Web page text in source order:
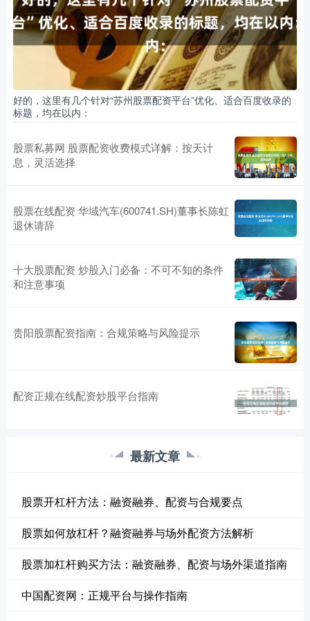
好的，这里有几个针对“苏州股票配资平台”优化、适合百度收录的
标题，均在以内：
股票私募网 股票配资收费模式详解：按天计
息，灵活选择
股票在线配资 华域汽车(600741.SH)董事长陈虹
退休请辞
十大股票配资 炒股入门必备：不可不知的条件
和注意事项
贵阳股票配资指南：合规策略与风险提示
配资正规在线配资炒股平台指南
最新文章
股票开杠杆方法：融资融券、配资与合规要点
股票如何放杠杆？融资融券与场外配资方法解析
股票加杠杆购买方法：融资融券、配资与场外渠道指南
中国配资网：正规平台与操作指南